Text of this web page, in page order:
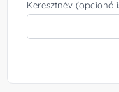
Keresztnév